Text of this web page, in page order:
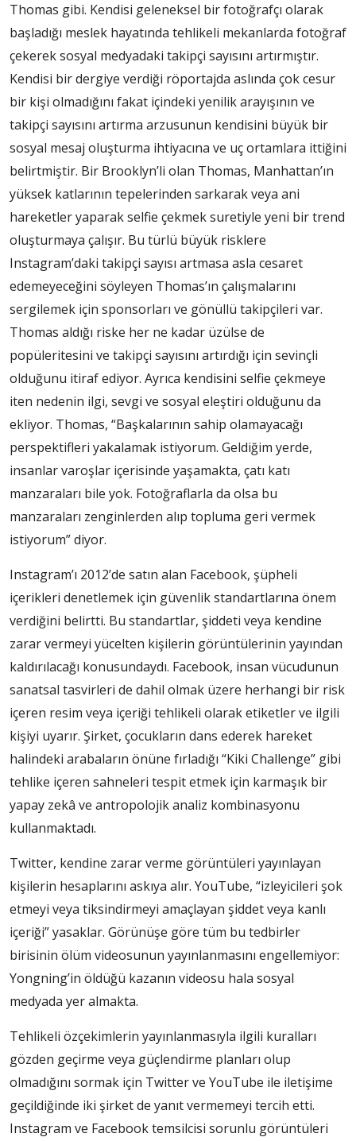
Thomas gibi. Kendisi geleneksel bir fotoğrafçı olarak
başladığı meslek hayatında tehlikeli mekanlarda fotoğraf
çekerek sosyal medyadaki takipçi sayısını artırmıştır.
Kendisi bir dergiye verdiği röportajda aslında çok cesur
bir kişi olmadığını fakat içindeki yenilik arayışının ve
takipçi sayısını artırma arzusunun kendisini büyük bir
sosyal mesaj oluşturma ihtiyacına ve uç ortamlara ittiğini
belirtmiştir. Bir Brooklyn’li olan Thomas, Manhattan’ın
yüksek katlarının tepelerinden sarkarak veya ani
hareketler yaparak selfie çekmek suretiyle yeni bir trend
oluşturmaya çalışır. Bu türlü büyük risklere
Instagram’daki takipçi sayısı artmasa asla cesaret
edemeyeceğini söyleyen Thomas’ın çalışmalarını
sergilemek için sponsorları ve gönüllü takipçileri var.
Thomas aldığı riske her ne kadar üzülse de
popüleritesini ve takipçi sayısını artırdığı için sevinçli
olduğunu itiraf ediyor. Ayrıca kendisini selfie çekmeye
iten nedenin ilgi, sevgi ve sosyal eleştiri olduğunu da
ekliyor. Thomas, “Başkalarının sahip olamayacağı
perspektifleri yakalamak istiyorum. Geldiğim yerde,
insanlar varoşlar içerisinde yaşamakta, çatı katı
manzaraları bile yok. Fotoğraflarla da olsa bu
manzaraları zenginlerden alıp topluma geri vermek
istiyorum” diyor.
Instagram’ı 2012’de satın alan Facebook, şüpheli
içerikleri denetlemek için güvenlik standartlarına önem
verdiğini belirtti. Bu standartlar, şiddeti veya kendine
zarar vermeyi yücelten kişilerin görüntülerinin yayından
kaldırılacağı konusundaydı. Facebook, insan vücudunun
sanatsal tasvirleri de dahil olmak üzere herhangi bir risk
içeren resim veya içeriği tehlikeli olarak etiketler ve ilgili
kişiyi uyarır. Şirket, çocukların dans ederek hareket
halindeki arabaların önüne fırladığı “Kiki Challenge” gibi
tehlike içeren sahneleri tespit etmek için karmaşık bir
yapay zekâ ve antropolojik analiz kombinasyonu
kullanmaktadı.
Twitter, kendine zarar verme görüntüleri yayınlayan
kişilerin hesaplarını askıya alır. YouTube, “izleyicileri şok
etmeyi veya tiksindirmeyi amaçlayan şiddet veya kanlı
içeriği” yasaklar. Görünüşe göre tüm bu tedbirler
birisinin ölüm videosunun yayınlanmasını engellemiyor:
Yongning’in öldüğü kazanın videosu hala sosyal
medyada yer almakta.
Tehlikeli özçekimlerin yayınlanmasıyla ilgili kuralları
gözden geçirme veya güçlendirme planları olup
olmadığını sormak için Twitter ve YouTube ile iletişime
geçildiğinde iki şirket de yanıt vermemeyi tercih etti.
Instagram ve Facebook temsilcisi sorunlu görüntüleri